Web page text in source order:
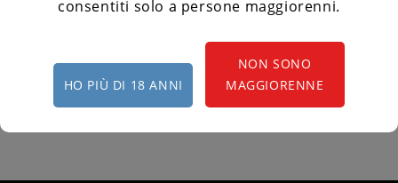
consentiti solo a persone maggiorenni.
HO PIÙ DI 18 ANNI
NON SONO
MAGGIORENNE
BOCCETTE